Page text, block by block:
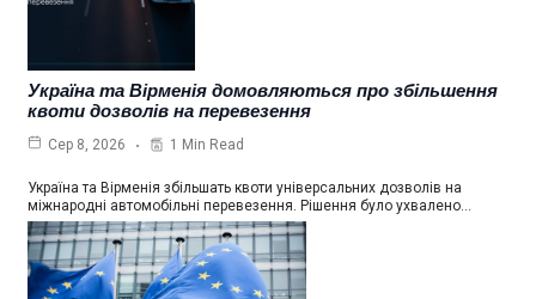
Україна та Вірменія домовляються про збільшення
квоти дозволів на перевезення
Сер 8, 2026 1 Min Read
Україна та Вірменія збільшать квоти універсальних дозволів на
міжнародні автомобільні перевезення. Рішення було ухвалено…